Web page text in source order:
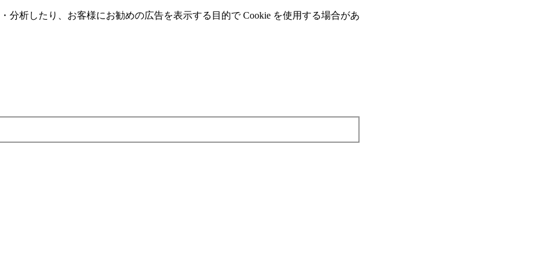
析したり、お客様にお勧めの広告を表⽰する⽬的で Cookie を使⽤する場合があ